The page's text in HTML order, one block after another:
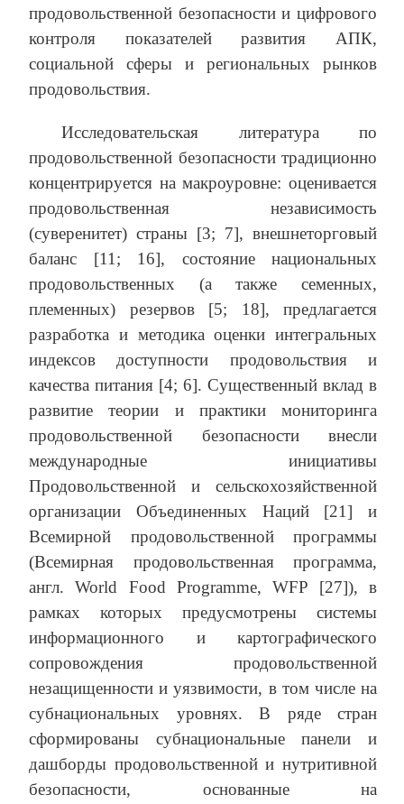
продовольственной безопасности и цифрового
контроля показателей развития АПК,
социальной сферы и региональных рынков
продовольствия.
Исследовательская литература по
продовольственной безопасности традиционно
концентрируется на макроуровне: оценивается
продовольственная независимость
(суверенитет) страны [3; 7], внешнеторговый
баланс [11; 16], состояние национальных
продовольственных (а также семенных,
племенных) резервов [5; 18], предлагается
разработка и методика оценки интегральных
индексов доступности продовольствия и
качества питания [4; 6]. Существенный вклад в
развитие теории и практики мониторинга
продовольственной безопасности внесли
международные инициативы
Продовольственной и сельскохозяйственной
организации Объединенных Наций [21] и
Всемирной продовольственной программы
(Всемирная продовольственная программа,
англ. World Food Programme, WFP [27]), в
рамках которых предусмотрены системы
информационного и картографического
сопровождения продовольственной
незащищенности и уязвимости, в том числе на
субнациональных уровнях. В ряде стран
сформированы субнациональные панели и
дашборды продовольственной и нутритивной
безопасности, основанные на